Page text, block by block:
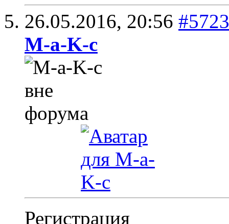
26.05.2016, 20:56 #5723
M-a-K-c
Регистрация